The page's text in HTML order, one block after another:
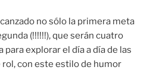
no sólo la primera meta
(!!!!!!), que serán cuatro
explorar el día a día de las
con este estilo de humor